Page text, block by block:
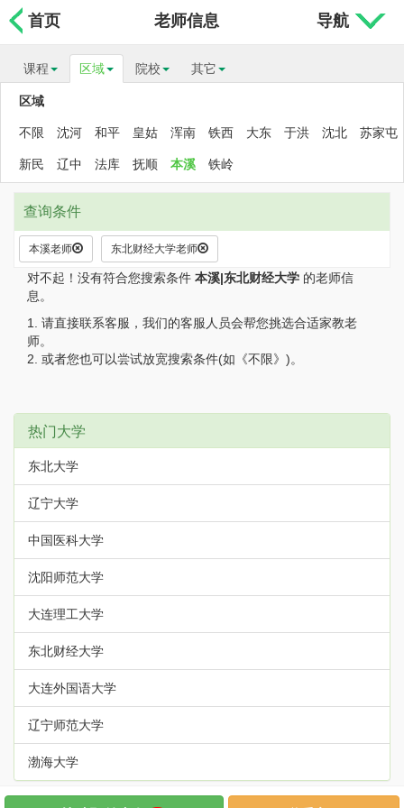
首页 老师信息 导航
课程 区域 院校 其它
区域
不限 沈河 和平 皇姑 浑南 铁西 大东 于洪 沈北 苏家屯
新民 辽中 法库 抚顺 本溪 铁岭
查询条件
本溪老师 东北财经大学老师
对不起！没有符合您搜索条件 本溪|东北财经大学 的老师信
息。
1. 请直接联系客服，我们的客服人员会帮您挑选合适家教老
师。
2. 或者您也可以尝试放宽搜索条件(如《不限》)。
热门大学
东北大学
辽宁大学
中国医科大学
沈阳师范大学
大连理工大学
东北财经大学
大连外国语大学
辽宁师范大学
渤海大学